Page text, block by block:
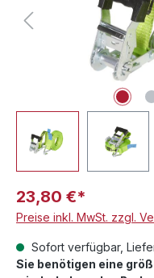
23,80 €*
Preise inkl. MwSt. zzgl.
Sofort verfügbar,
Sie benötigen eine